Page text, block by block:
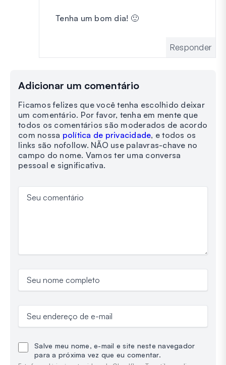
Tenha um bom dia! 🙂
Responder
Adicionar um comentário
Ficamos felizes que você tenha escolhido deixar
um comentário. Por favor, tenha em mente que
todos os comentários são moderados de acordo
com nossa política de privacidade, e todos os
links são nofollow. NÃO use palavras-chave no
campo do nome. Vamos ter uma conversa
pessoal e significativa.
Seu comentário
Seu nome completo
Seu endereço de e-mail
Salve meu nome, e-mail e site neste navegador
para a próxima vez que eu comentar.